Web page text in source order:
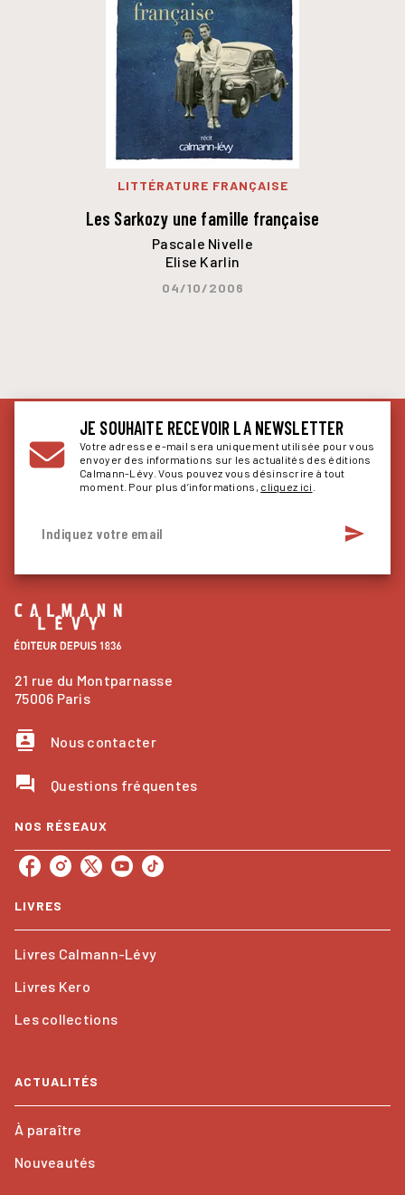
LITTÉRATURE FRANÇAISE
Les Sarkozy une famille française
Pascale Nivelle
Elise Karlin
04/10/2006
JE SOUHAITE RECEVOIR LA NEWSLETTER
Votre adresse e-mail sera uniquement utilisée pour vous
envoyer des informations sur les actualités des éditions
Calmann-Lévy. Vous pouvez vous désinscrire à tout
moment. Pour plus d’informations, cliquez ici
Indiquez votre email send
21 rue du Montparnasse
75006 Paris
contacts Nous contacter
question_answer Questions fréquentes
NOS RÉSEAUX
LIVRES
Livres Calmann-Lévy
Livres Kero
Les collections
ACTUALITÉS
À paraître
Nouveautés